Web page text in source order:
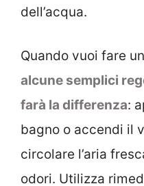
dell’acqua.
Quando vuoi fare
alcune semplici
farà la differenza:
bagno o accendi il
circolare l’aria
odori. Utilizza